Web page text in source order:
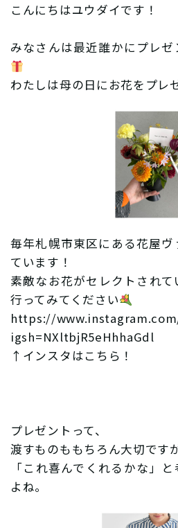
こんにちはユウダイです！
みなさんは最近誰かにプレ
わたしは母の日にお花をプレ
毎年札幌市東区にある花屋
ています！
素敵なお花がセレクトされ
行ってみてください
https://
igsh=NXltbjR5eHhhaGdl
↑インスタはこちら！
プレゼントって、
渡すものももちろん大切ですが
「これ喜んでくれるかな」
よね。